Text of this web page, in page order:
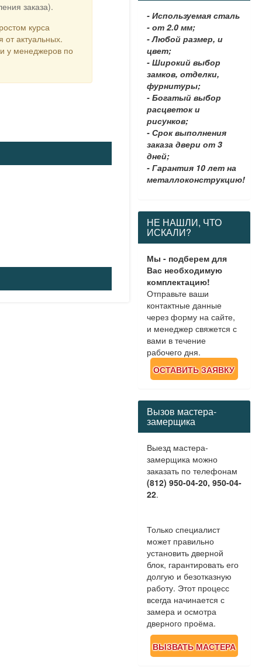
заказа).
курса
от актуальных.
у менеджеров по
- Используемая сталь
- от 2.0 мм;
- Любой размер, и
цвет;
- Широкий выбор
замков, отделки,
фурнитуры;
- Богатый выбор
расцветок и
рисунков;
- Срок выполнения
заказа двери от 3
дней;
- Гарантия 10 лет на
металлоконструкцию!
НЕ НАШЛИ, ЧТО
ИСКАЛИ?
Мы - подберем для
Вас необходимую
комплектацию!
Отправьте ваши
контактные данные
через форму на сайте,
и менеджер свяжется с
вами в течение
рабочего дня.
ОСТАВИТЬ ЗАЯВКУ
Вызов мастера-
замерщика
Выезд мастера-
замерщика можно
заказать по телефонам
(812) 950-04-20, 950-04-
22.
Только специалист
может правильно
установить дверной
блок, гарантировать его
долгую и безотказную
работу. Этот процесс
всегда начинается с
замера и осмотра
дверного проёма.
ВЫЗВАТЬ МАСТЕРА